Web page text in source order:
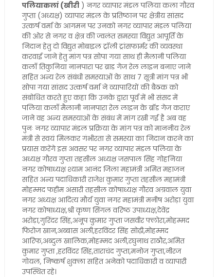
पलियाकलां (खीरी) नगर व्यापार मंडल पलिया कला गौरव
गुप्ता (अध्यक्ष) व्यापार मंडल के प्रतिष्ठान पर क्षेत्रीय सांसद
उत्कर्ष वर्मा के आगमन पर उनको नगर व्यापार मंडल पलिया
की ओर से नगर व क्षेत्र की ज्वलंत समस्या विद्युत आपूर्ति के
निदान हेतु दो विद्युत मोबाइल ट्रॉली ट्रांसफार्मर की व्यवस्था
करवाई जाने हेतु मांग पत्र सोपा गया साथ ही मैलानी पलिया
कलाँ तिकुनिया नानपारा पर ब्राड गेज रेल लाइन बनाए जाने
सहित अन्य रेल संबंधी समस्याओं के साथ 7 सूत्री मांग पत्र भी
सोपा गया सांसद उत्कर्ष वर्मा ने व्यापारियों की बैठक को
संबोधित करते हुए कहा कि उनके द्वारा पूर्व में भी संसद में
पलिया कलाँ मैलानी नानपारा रेल लाइन के ब्रॉड गेज कराए
जाने वह अन्य समस्याओं के संबंध में मांग रखी गई है अब वह
पुनः नगर व्यापार मंडल प्रक्रिया के मांग पत्र को माननीय रेल
मंत्री से स्वयं मिलकर गंभीरता से समस्या का निदान करने का
प्रयास करेंगे इस अवसर पर नगर व्यापार मंडल पलिया के
अध्यक्ष गौरव गुप्ता तहसील अध्यक्ष जसपाल सिंह गोहनिया
नगर कोषाध्यक्ष श्याम आनंद जिला महामंत्री अमित महाजन
सहित अन्य पदाधिकारी राजेश कुमार गुप्ता तहसील महामंत्री
मोहम्मद फहीम अंसारी तहसील कोषाध्यक्ष गौरव अग्रवाल युवा
नगर अध्यक्ष आदित्य मौर्य युवा नगर महामंत्री मनीष अरोड़ा युवा
नगर कोषाध्यक्ष,श्री कृष्ण सिंगल वरिष्ठ उपाध्यक्ष,देवेंद्र
अरोड़ा,गुरिंदर सिंह,अनूप कुमार गुप्ता जसवीर फ्लोरा,मोहम्मद
फिरोज खान,अब्बास अली,हरविंदर सिंह सोढ़ी,मोहम्मद
आरिफ,अब्दुल खालिक,मोहम्मद अली,रघुनाथ राठौर,अमित
कुमार गुप्ता ,हरविंदर सिंह,ताराचंद गुप्ता,मनोज गुप्ता,नीरज
गोयल, निष्कर्ष शुक्ला सहित अनेको पदाधिकारी व व्यापारी
उपस्थित रहे।